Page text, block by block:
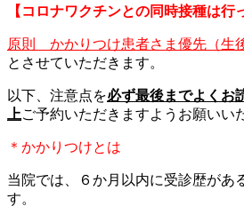
【コロナワクチンとの同時接種は行
原則
かかりつけ患者さま優先（生
とさせていただきます。
以下、注意点を必ず最後までよくお
上ご予約いただきますようお願いい
＊かかりつけとは
当院では、６か月以内に受診歴があ
す。